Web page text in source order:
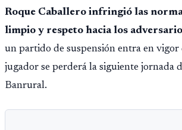
Roque Caballero infringió las
limpio y respeto hacia los
un partido de suspensión entra en
jugador se perderá la siguiente jornada
Banrural.